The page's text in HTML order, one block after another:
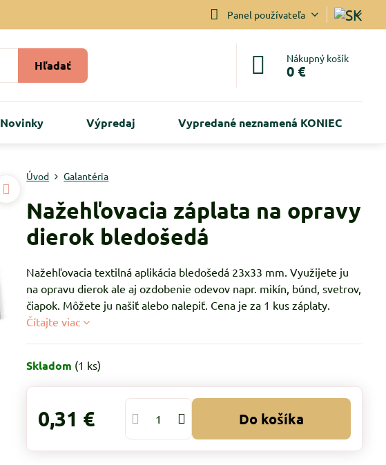
Panel používateľa
Hľadať Nákupný košík
0 €
Novinky Výpredaj Vypredané neznamená KONIEC
Úvod Galantéria
Nažehľovacia záplata na opravy
dierok bledošedá
Nažehľovacia textilná aplikácia bledošedá 23x33 mm. Využijete ju
na opravu dierok ale aj ozdobenie odevov napr. mikín, búnd, svetrov,
čiapok. Môžete ju našiť alebo nalepiť. Cena je za 1 kus záplaty.
Čítajte viac
Skladom (1 ks)
0,31 € Do košíka